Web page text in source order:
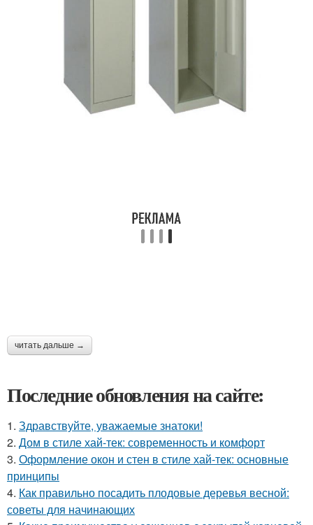
читать дальше →
Последние обновления на сайте:
1. Здравствуйте, уважаемые знатоки!
2. Дом в стиле хай-тек: современность и комфорт
3. Оформление окон и стен в стиле хай-тек: основные
принципы
4. Как правильно посадить плодовые деревья весной:
советы для начинающих